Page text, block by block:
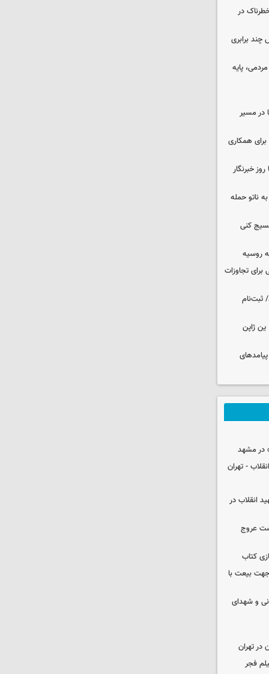
در
برابری
پایه
در مسیر
همکاری
خبرنگار
ناتو حمله
کنی
روسیه
برای تجاوزات
ثبت‌نام
ین ژاپن
در مشهد
- تهران
انقلاب در
عروج
کتاب
جهت بیعت با
و شهدای
تهران
فجر